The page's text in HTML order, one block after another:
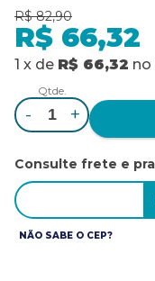
R$ 82,90
R$ 66,32
1 x de R$ 66,32 no
Qtde.
- +
Consulte frete e
NÃO SABE O CEP?